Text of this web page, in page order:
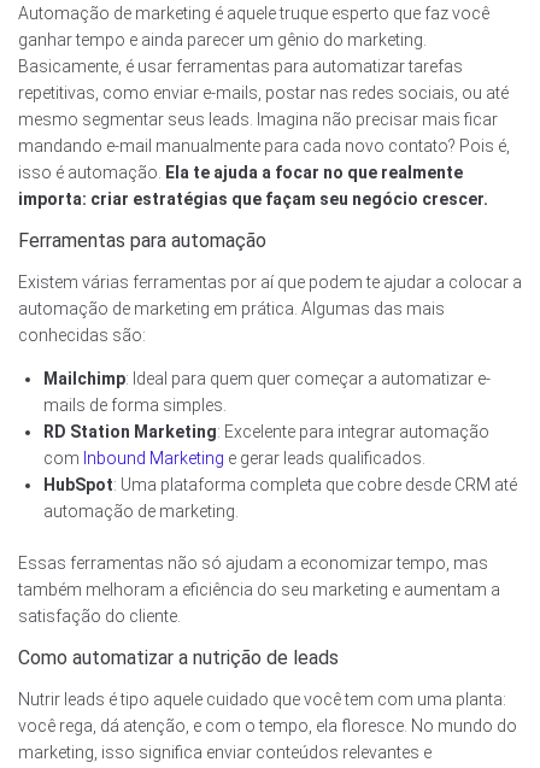
Automação de marketing é aquele truque esperto que faz você
ganhar tempo e ainda parecer um gênio do marketing.
Basicamente, é usar ferramentas para automatizar tarefas
repetitivas, como enviar e-mails, postar nas redes sociais, ou até
mesmo segmentar seus leads. Imagina não precisar mais ficar
mandando e-mail manualmente para cada novo contato? Pois é,
isso é automação.
Ela te ajuda a focar no que realmente
importa: criar estratégias que façam seu negócio crescer.
Ferramentas para automação
Existem várias ferramentas por aí que podem te ajudar a colocar a
automação de marketing em prática. Algumas das mais
conhecidas são:
Mailchimp: Ideal para quem quer começar a automatizar e-
mails de forma simples.
RD Station Marketing: Excelente para integrar automação
com Inbound Marketing e gerar leads qualificados.
HubSpot: Uma plataforma completa que cobre desde CRM até
automação de marketing.
Essas ferramentas não só ajudam a economizar tempo, mas
também melhoram a eficiência do seu marketing e aumentam a
satisfação do cliente.
Como automatizar a nutrição de leads
Nutrir leads é tipo aquele cuidado que você tem com uma planta:
você rega, dá atenção, e com o tempo, ela floresce. No mundo do
marketing, isso significa enviar conteúdos relevantes e